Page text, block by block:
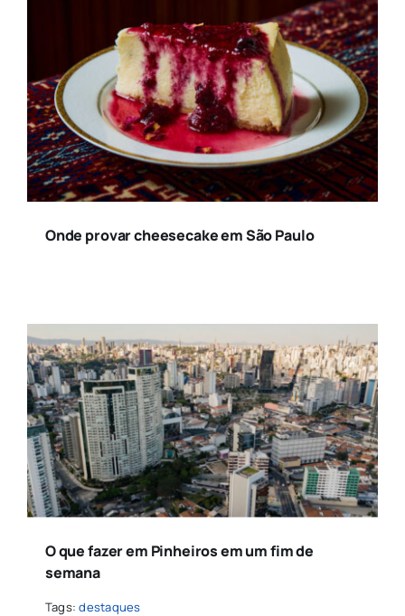
Onde provar cheesecake em São Paulo
O que fazer em Pinheiros em um fim de
semana
Tags:destaques